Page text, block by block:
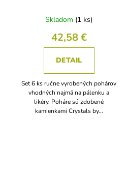
Skladom (1 ks)
42,58 €
DETAIL
Set 6 ks ručne vyrobených pohárov
vhodných najmä na pálenku a
likéry. Poháre sú zdobené
kamienkami Crystals by...